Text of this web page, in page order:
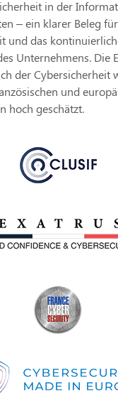
in der
– ein klarer Beleg
und das
Unternehmens. Die
der Cybersicherheit
und
hoch geschätzt.